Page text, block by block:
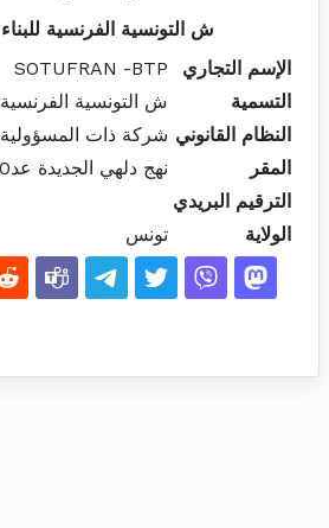
ش التونسية الفرنسية للبناء
الإسم التجاري
SOTUFRAN -BTP
التسمية
ش التونسية الفرنسية
النظام القانوني شركة ذات المسؤولية
المقر
نهج دلهي الجديدة عد10د تونس
الترقيم البريدي
الولاية
تونس